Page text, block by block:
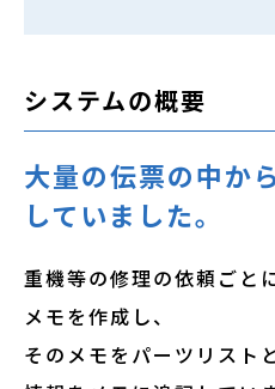
システムの概要
大量の伝票の中か
していました。
重機等の修理の依頼ごと
メモを作成し、
そのメモをパーツリスト